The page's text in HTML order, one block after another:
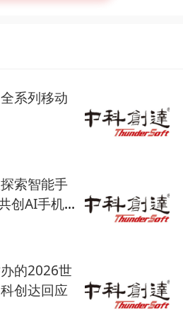
系列移动
索智能手
创AI手机
的2026世
创达回应